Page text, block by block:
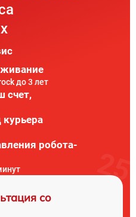
до 3 лет
счет,
робота-
со